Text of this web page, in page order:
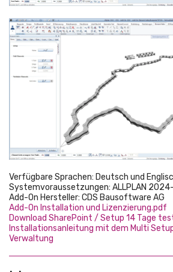
Verfügbare Sprachen: Deutsch und
Systemvoraussetzungen: ALLPLAN
Add-On Hersteller: CDS Bausoftware AG
Add-On Installation und Lizenzierung.pdf
Download SharePoint / Setup 14 Tage
Installationsanleitung mit dem Multi
Verwaltung